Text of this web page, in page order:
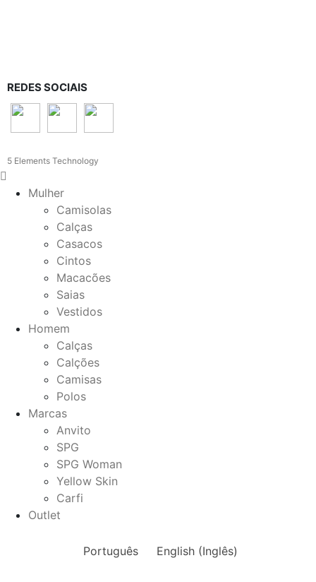
REDES SOCIAIS
5 Elements Technology
Mulher
Camisolas
Calças
Casacos
Cintos
Macacões
Saias
Vestidos
Homem
Calças
Calções
Camisas
Polos
Marcas
Anvito
SPG
SPG Woman
Yellow Skin
Carfi
Outlet
Português English(Inglês)